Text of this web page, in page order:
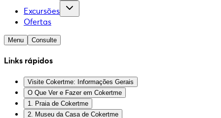
Excursões
Ofertas
Menu Consulte
Links rápidos
Visite Cokertme: Informações Gerais
O Que Ver e Fazer em Cokertme
1. Praia de Cokertme
2. Museu da Casa de Cokertme